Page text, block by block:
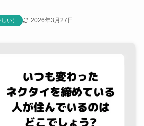
い） 2026年3月27日